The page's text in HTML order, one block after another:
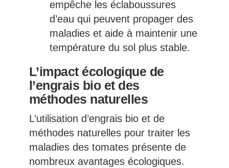
empêche les éclaboussures
d’eau qui peuvent propager des
maladies et aide à maintenir une
température du sol plus stable.
L’impact écologique de
l’engrais bio et des
méthodes naturelles
L’utilisation d’engrais bio et de
méthodes naturelles pour traiter les
maladies des tomates présente de
nombreux avantages écologiques.